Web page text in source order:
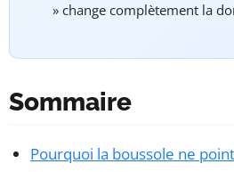
» change complètement la
Sommaire
Pourquoi la boussole ne